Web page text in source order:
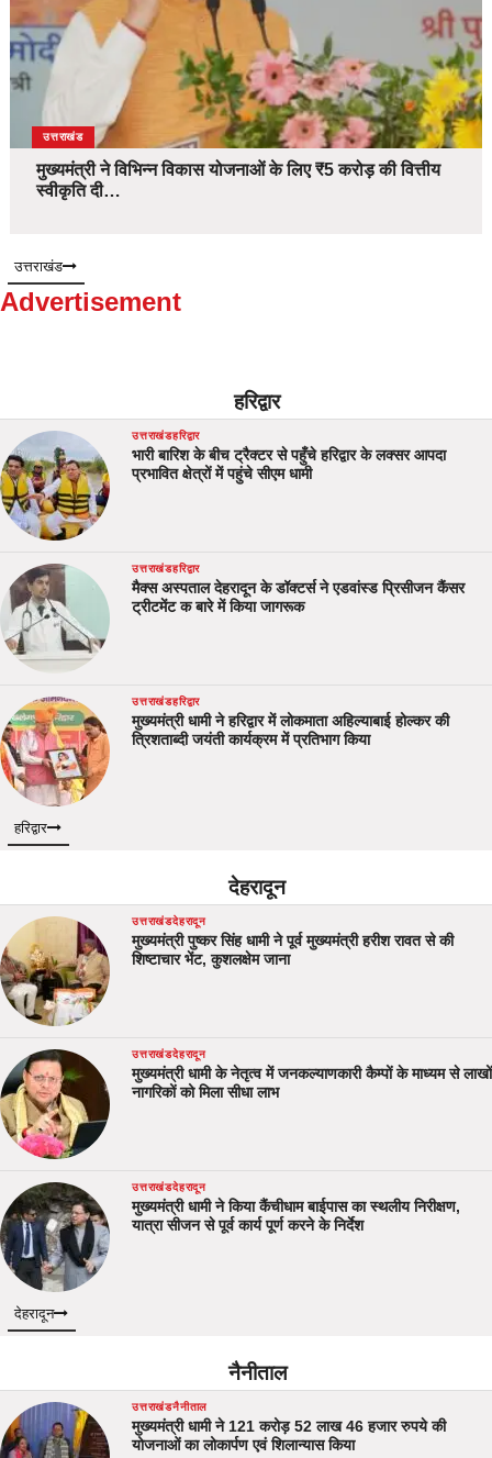
उत्तराखंड
मुख्यमंत्री ने विभिन्न विकास योजनाओं के लिए ₹5 करोड़ की वित्तीय
स्वीकृति दी…
उत्तराखंड
Advertisement
हरिद्वार
उत्तराखंडहरिद्वार
भारी बारिश के बीच ट्रैक्टर से पहुँचे हरिद्वार के लक्सर आपदा
प्रभावित क्षेत्रों में पहुंचे सीएम धामी
उत्तराखंडहरिद्वार
मैक्स अस्पताल देहरादून के डॉक्टर्स ने एडवांस्ड प्रिसीजन कैंसर
ट्रीटमेंट क बारे में किया जागरूक
उत्तराखंडहरिद्वार
मुख्यमंत्री धामी ने हरिद्वार में लोकमाता अहिल्याबाई होल्कर की
त्रिशताब्दी जयंती कार्यक्रम में प्रतिभाग किया
हरिद्वार
देहरादून
उत्तराखंडदेहरादून
मुख्यमंत्री पुष्कर सिंह धामी ने पूर्व मुख्यमंत्री हरीश रावत से की
शिष्टाचार भेंट, कुशलक्षेम जाना
उत्तराखंडदेहरादून
मुख्यमंत्री धामी के नेतृत्व में जनकल्याणकारी कैम्पों के माध्यम से लाखों
नागरिकों को मिला सीधा लाभ
उत्तराखंडदेहरादून
मुख्यमंत्री धामी ने किया कैंचीधाम बाईपास का स्थलीय निरीक्षण,
यात्रा सीजन से पूर्व कार्य पूर्ण करने के निर्देश
देहरादून
नैनीताल
उत्तराखंडनैनीताल
मुख्यमंत्री धामी ने 121 करोड़ 52 लाख 46 हजार रुपये की
योजनाओं का लोकार्पण एवं शिलान्यास किया